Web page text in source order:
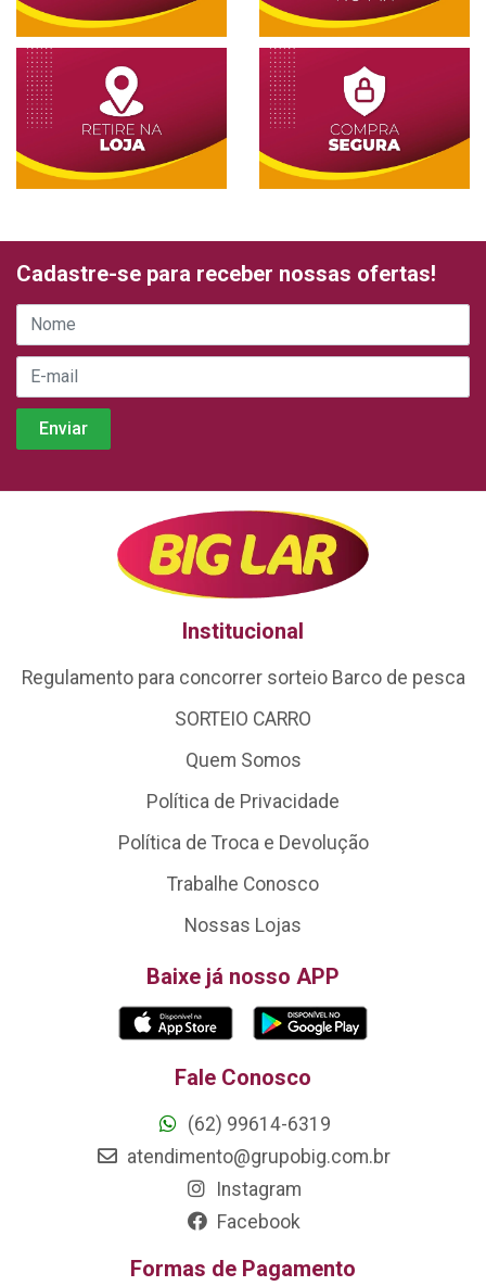
Cadastre-se para receber nossas ofertas!
Institucional
Regulamento para concorrer sorteio Barco de pesca
SORTEIO CARRO
Quem Somos
Política de Privacidade
Política de Troca e Devolução
Trabalhe Conosco
Nossas Lojas
Baixe já nosso APP
Fale Conosco
(62) 99614-6319
atendimento@grupobig.com.br
Instagram
Facebook
Formas de Pagamento